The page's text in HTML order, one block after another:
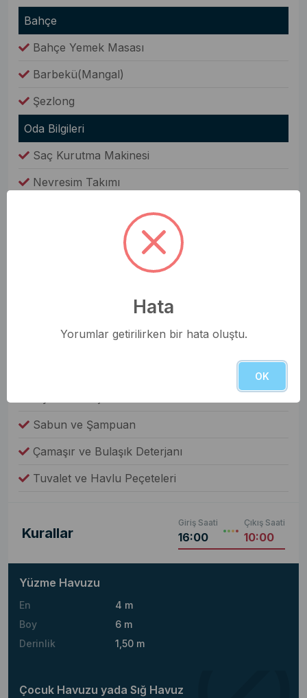
Bahçe
Bahçe Yemek Masası
Barbekü(Mangal)
Şezlong
Oda Bilgileri
Saç Kurutma Makinesi
Nevresim Takımı
Çamaşır Makinesi
Sabun ve Şampuan
Çamaşır ve Bulaşık Deterjanı
Tuvalet ve Havlu Peçeteleri
Kurallar
Giriş Saati
16:00
Çıkış Saati
10:00
Yüzme Havuzu
En
4 m
Boy
6 m
Derinlik
1,50 m
Çocuk Havuzu yada Sığ Havuz
Hata
Yorumlar getirilirken bir hata oluştu.
OK